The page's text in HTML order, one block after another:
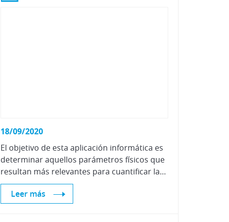
18/09/2020
El objetivo de esta aplicación informática es
determinar aquellos parámetros físicos que
resultan más relevantes para cuantificar la intensidad de una colisión por alcance.
Leer más